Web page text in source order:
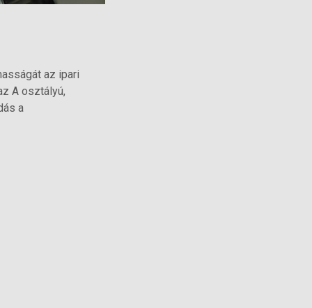
az ipari
A osztályú,
a